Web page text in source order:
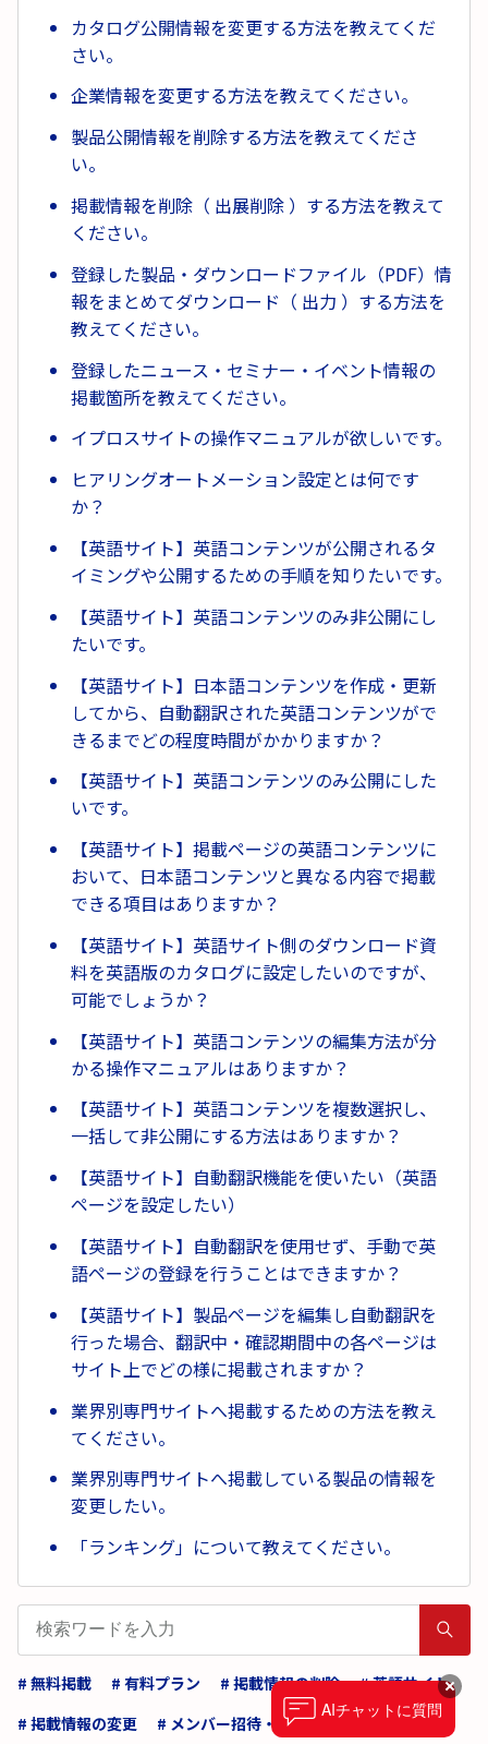
カタログ公開情報を変更する方法を教えてくだ
さい。
企業情報を変更する方法を教えてください。
製品公開情報を削除する方法を教えてくださ
い。
掲載情報を削除（ 出展削除 ）する方法を教えて
ください。
登録した製品・ダウンロードファイル（PDF）情
報をまとめてダウンロード（ 出力 ）する方法を
教えてください。
登録したニュース・セミナー・イベント情報の
掲載箇所を教えてください。
イプロスサイトの操作マニュアルが欲しいです。
ヒアリングオートメーション設定とは何です
か？
【英語サイト】英語コンテンツが公開されるタ
イミングや公開するための手順を知りたいです。
【英語サイト】英語コンテンツのみ非公開にし
たいです。
【英語サイト】日本語コンテンツを作成・更新
してから、自動翻訳された英語コンテンツがで
きるまでどの程度時間がかかりますか？
【英語サイト】英語コンテンツのみ公開にした
いです。
【英語サイト】掲載ページの英語コンテンツに
おいて、日本語コンテンツと異なる内容で掲載
できる項目はありますか？
【英語サイト】英語サイト側のダウンロード資
料を英語版のカタログに設定したいのですが、
可能でしょうか？
【英語サイト】英語コンテンツの編集方法が分
かる操作マニュアルはありますか？
【英語サイト】英語コンテンツを複数選択し、
一括して非公開にする方法はありますか？
【英語サイト】自動翻訳機能を使いたい（英語
ページを設定したい）
【英語サイト】自動翻訳を使用せず、手動で英
語ページの登録を行うことはできますか？
【英語サイト】製品ページを編集し自動翻訳を
行った場合、翻訳中・確認期間中の各ページは
サイト上でどの様に掲載されますか？
業界別専門サイトへ掲載するための方法を教え
てください。
業界別専門サイトへ掲載している製品の情報を
変更したい。
「ランキング」について教えてください。
# 無料掲載 # 有料プラン # 掲載情報の削除
# 英語サイト
# 掲載情報の変更
# メンバー招待・管理人引継ぎ
AIチャットに質問